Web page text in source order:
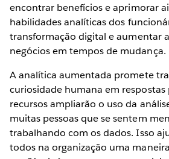
encontrar benefícios e aprimorar
habilidades analíticas dos
transformação digital e aumentar
negócios em tempos de mudança.
A analítica aumentada promete
curiosidade humana em respostas
recursos ampliarão o uso da
muitas pessoas que se sentem
trabalhando com os dados. Isso
todos na organização uma